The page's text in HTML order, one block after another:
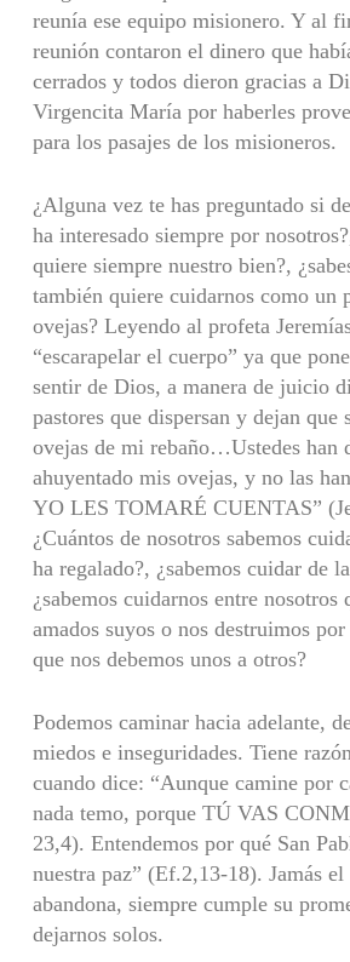
reunía ese equipo misionero. Y al
reunión contaron el dinero que
cerrados y todos dieron gracias a
Virgencita María por haberles
para los pasajes de los misioneros.
¿Alguna vez te has preguntado si
ha interesado siempre por
quiere siempre nuestro bien?,
también quiere cuidarnos como un
ovejas? Leyendo al profeta
“escarapelar el cuerpo” ya que
sentir de Dios, a manera de juicio
pastores que dispersan y dejan que
ovejas de mi rebaño…Ustedes han
ahuyentado mis ovejas, y no las
YO LES TOMARÉ CUENTAS”
¿Cuántos de nosotros sabemos
ha regalado?, ¿sabemos cuidar de
¿sabemos cuidarnos entre nosotros
amados suyos o nos destruimos
que nos debemos unos a otros?
Podemos caminar hacia adelante,
miedos e inseguridades. Tiene
cuando dice: “Aunque camine por
nada temo, porque TÚ VAS
23,4). Entendemos por qué San
nuestra paz” (Ef.2,13-18). Jamás el
abandona, siempre cumple su
dejarnos solos.